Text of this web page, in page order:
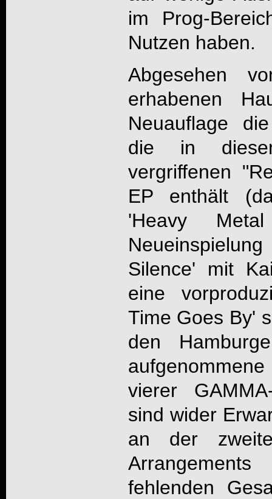
im Prog-
Nutzen haben.
Abgesehen
erhabenen
Neuauflage
die in
vergriffenen
EP enthält
'Heavy
Silence' mit
eine
Time Goes By'
den
vierer
sind wider
an der
fehlenden